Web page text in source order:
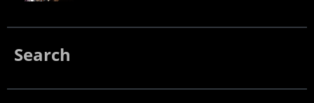
Search